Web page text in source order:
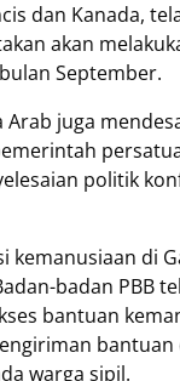
dan Kanada,
akan
September.
Arab juga
politik
kemanusiaan di
badan PBB
bantuan
warga sipil.